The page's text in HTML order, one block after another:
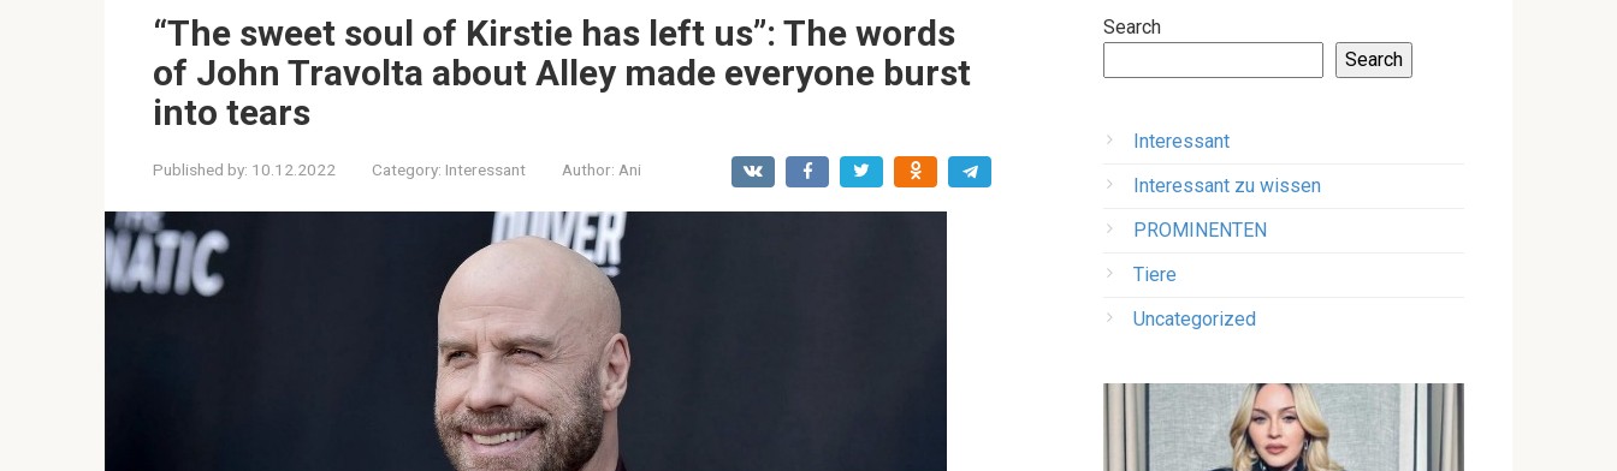
“The sweet soul of Kirstie has left us”: The words
of John Travolta about Alley made everyone burst
into tears
Published by: 10.12.2022 Category: Interessant Author: Ani
Search
Search
Interessant
Interessant zu wissen
PROMINENTEN
Tiere
Uncategorized